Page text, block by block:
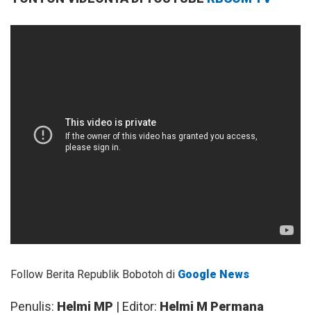
Follow Berita Republik Bobotoh di Google News
Penulis: Helmi MP | Editor: Helmi M Permana